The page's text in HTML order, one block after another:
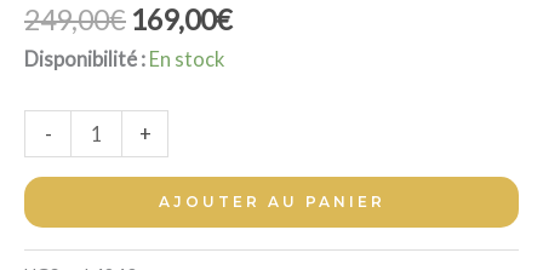
249,00€ Le
prix
était :
249,00€.
169,00€Le
Disponibilité : En stock
-
quantité
de
Montre
Michael
Kors
+
AJOUTER AU PANIER